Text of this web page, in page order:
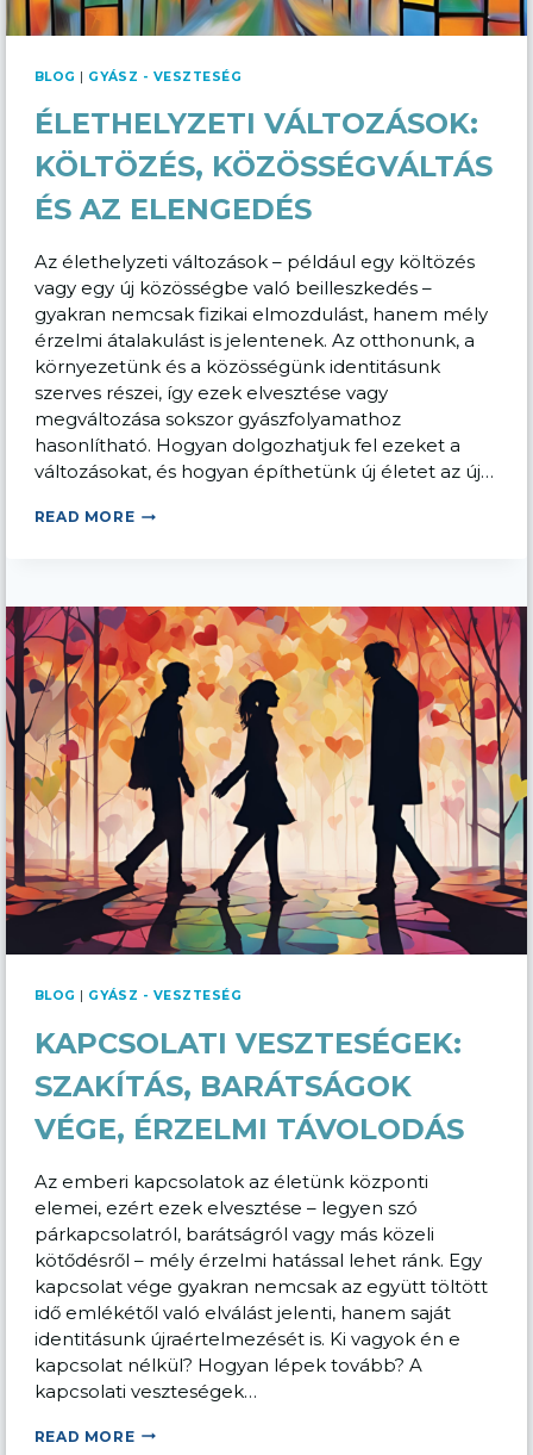
BLOG | GYÁSZ - VESZTESÉG
ÉLETHELYZETI VÁLTOZÁSOK:
KÖLTÖZÉS, KÖZÖSSÉGVÁLTÁS
ÉS AZ ELENGEDÉS
Az élethelyzeti változások – például egy költözés
vagy egy új közösségbe való beilleszkedés –
gyakran nemcsak fizikai elmozdulást, hanem mély
érzelmi átalakulást is jelentenek. Az otthonunk, a
környezetünk és a közösségünk identitásunk
szerves részei, így ezek elvesztése vagy
megváltozása sokszor gyászfolyamathoz
hasonlítható. Hogyan dolgozhatjuk fel ezeket a
változásokat, és hogyan építhetünk új életet az új…
READ MOREÉLETHELYZETI
ÉS
AZ
ELENGEDÉS
BLOG GYÁSZ - VESZTESÉG
KAPCSOLATI VESZTESÉGEK:
SZAKÍTÁS, BARÁTSÁGOK
VÉGE, ÉRZELMI TÁVOLODÁS
Az emberi kapcsolatok az életünk központi
elemei, ezért ezek elvesztése – legyen szó
párkapcsolatról, barátságról vagy más közeli
kötődésről – mély érzelmi hatással lehet ránk. Egy
kapcsolat vége gyakran nemcsak az együtt töltött
idő emlékétől való elválást jelenti, hanem saját
identitásunk újraértelmezését is. Ki vagyok én e
kapcsolat nélkül? Hogyan lépek tovább? A
kapcsolati veszteségek…
READ MOREKAPCSOLATI